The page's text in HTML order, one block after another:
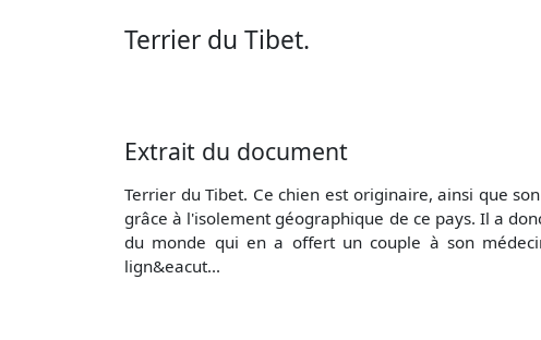
Terrier du Tibet.
Extrait du document
Terrier du Tibet. Ce chien est originaire, ainsi que
grâce à l'isolement géographique de ce pays. Il a
du monde qui en a offert un couple à son
lign&eacut...